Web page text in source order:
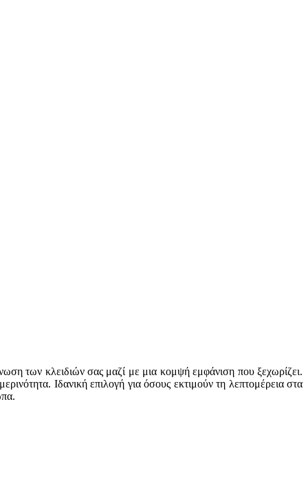
των κλειδιών σας μαζί με μια κομψή εμφάνιση που ξεχωρίζει.
Ιδανική επιλογή για όσους εκτιμούν τη λεπτομέρεια στα